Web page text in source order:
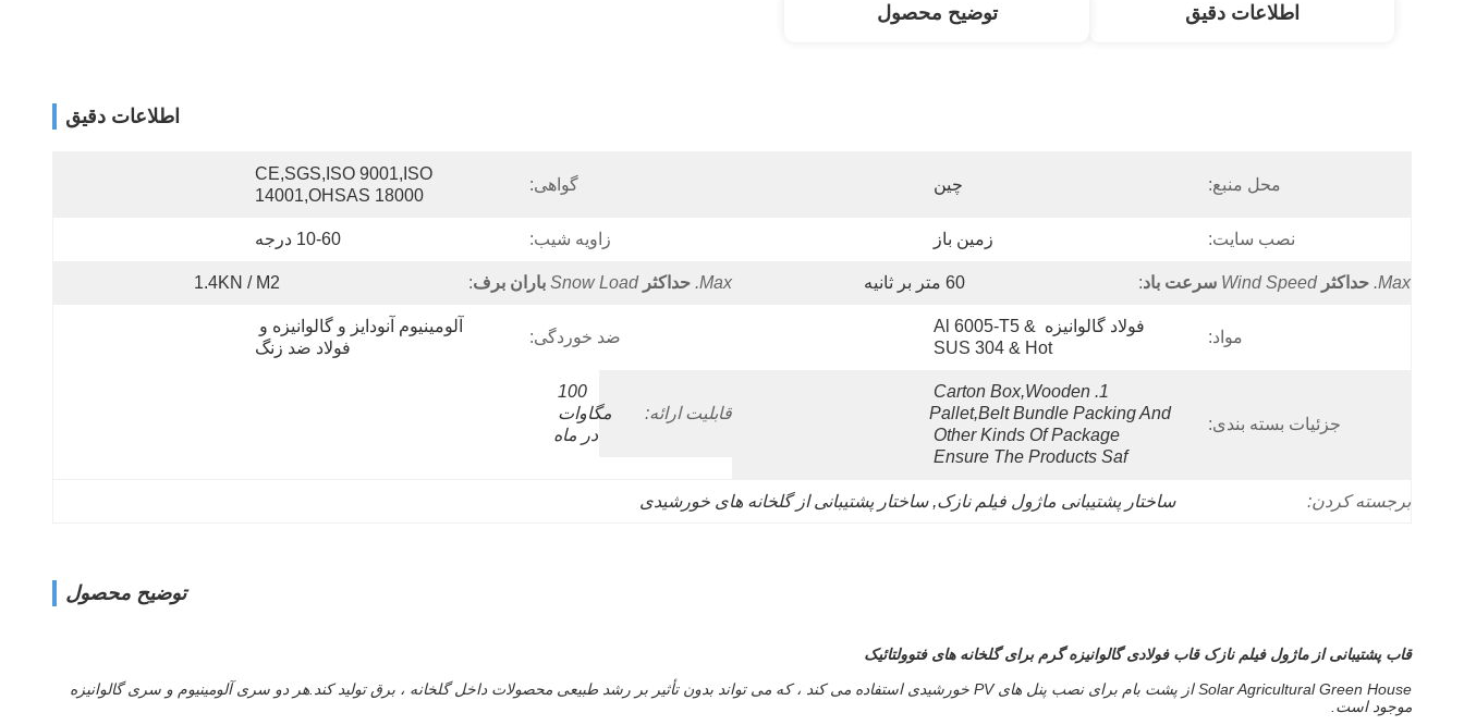
اطلاعات دقیق توضیح محصول
اطلاعات دقیق
محل منبع: چین گواهی:
CE,SGS,ISO 9001,ISO
14001,OHSAS 18000
نصب سایت: زمین باز زاویه شیب: 10-60 درجه
Max. حداکثر Wind Speed سرعت باد: 60 متر بر ثانیه Max. حداکثر Snow Load باران برف:
1.4KN / M2
مواد:
فولاد گالوانیزه Al 6005-T5 &
SUS 304 & Hot
ضد خوردگی:
فولاد ضد زنگ
جزئیات بسته بندی:
1.Carton Box,wooden
Pallet,belt Bundle Packing And
Other Kinds Of Package
Ensure The Products Saf
قابلیت ارائه:
در ماه
برجسته کردن: ساختار پشتیبانی ماژول فیلم نازک, ساختار پشتیبانی از گلخانه های خورشیدی
توضیح محصول
قاب پشتیبانی از ماژول فیلم نازک قاب فولادی گالوانیزه گرم برای گلخانه های فتوولتائیک
Solar Agricultural Green House از پشت بام برای نصب پنل های PV خورشیدی استفاده می کند ، که می تواند بدون تأثیر بر رشد طبیعی محصولات داخل گلخانه ، برق تولید کند.هر دو سری آلومینیوم و سری گالوانیزه
موجود است.